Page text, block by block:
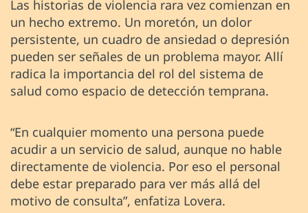
Las historias de violencia rara vez comienzan en
un hecho extremo. Un moretón, un dolor
persistente, un cuadro de ansiedad o depresión
pueden ser señales de un problema mayor. Allí
radica la importancia del rol del sistema de
salud como espacio de detección temprana.
“En cualquier momento una persona puede
acudir a un servicio de salud, aunque no hable
directamente de violencia. Por eso el personal
debe estar preparado para ver más allá del
motivo de consulta”, enfatiza Lovera.